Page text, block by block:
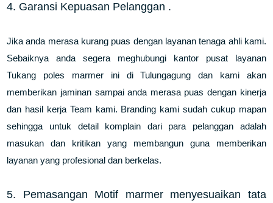
4. Garansi Kepuasan Pelanggan .
Jika anda merasa kurang puas dengan layanan tenaga ahli kami.
Sebaiknya anda segera meghubungi kantor pusat layanan
Tukang poles marmer ini di Tulungagung dan kami akan
memberikan jaminan sampai anda merasa puas dengan kinerja
dan hasil kerja Team kami. Branding kami sudah cukup mapan
sehingga untuk detail komplain dari para pelanggan adalah
masukan dan kritikan yang membangun guna memberikan
layanan yang profesional dan berkelas.
5. Pemasangan Motif marmer menyesuaikan tata